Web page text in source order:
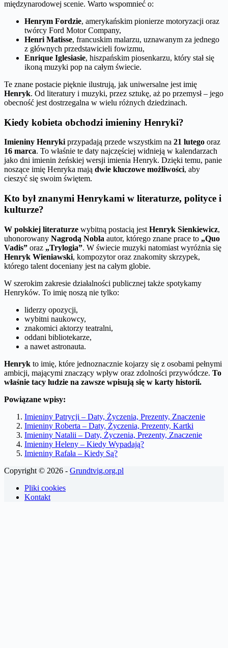
międzynarodowej scenie. Warto wspomnieć o:
Henrym Fordzie, amerykańskim pionierze motoryzacji oraz
twórcy Ford Motor Company,
Henri Matisse, francuskim malarzu, uznawanym za jednego
z głównych przedstawicieli fowizmu,
Enrique Iglesiasie, hiszpańskim piosenkarzu, który stał się
ikoną muzyki pop na całym świecie.
Te znane postacie pięknie ilustrują, jak uniwersalne jest imię
Henryk. Od literatury i muzyki, przez sztukę, aż po przemysł – jego
obecność jest dostrzegalna w wielu różnych dziedzinach.
Kiedy kobieta obchodzi imieniny Henryki?
Imieniny Henrykiprzypadają przede wszystkim na 21 lutego oraz
16 marca. To właśnie te daty najczęściej widnieją w kalendarzach
jako dni imienin żeńskiej wersji imienia Henryk. Dzięki temu, panie
noszące imię Henryka mają dwie kluczowe możliwości, aby
cieszyć się swoim świętem.
Kto był znanymi Henrykami w literaturze, polityce i
kulturze?
W polskiej literaturze wybitną postacią jest Henryk Sienkiewicz,
uhonorowany Nagrodą Nobla autor, którego znane prace to „Quo
Vadis” oraz „Trylogia”. W świecie muzyki natomiast wyróżnia się
Henryk Wieniawski, kompozytor oraz znakomity skrzypek,
którego talent doceniany jest na całym globie.
W szerokim zakresie działalności publicznej także spotykamy
Henryków. To imię noszą nie tylko:
liderzy opozycji,
wybitni naukowcy,
znakomici aktorzy teatralni,
oddani bibliotekarze,
a nawet astronauta.
Henryk to imię, które jednoznacznie kojarzy się z osobami pełnymi
ambicji, mającymi znaczący wpływ oraz zdolności przywódcze. To
właśnie tacy ludzie na zawsze wpisują się w karty historii.
Powiązane wpisy:
Imieniny Patrycji – Daty, Życzenia, Prezenty, Znaczenie
Imieniny Roberta – Daty, Życzenia, Prezenty, Kartki
Imieniny Natalii – Daty, Życzenia, Prezenty, Znaczenie
Imieniny Heleny – Kiedy Wypadają?
Imieniny Rafała – Kiedy Są?
Copyright © 2026 - Grundtvig.org.pl
Pliki cookies
Kontakt